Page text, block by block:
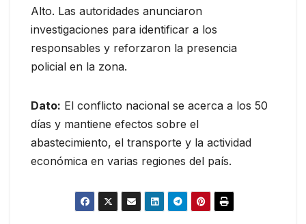
Alto. Las autoridades anunciaron
investigaciones para identificar a los
responsables y reforzaron la presencia
policial en la zona.
Dato: El conflicto nacional se acerca a los 50
días y mantiene efectos sobre el
abastecimiento, el transporte y la actividad
económica en varias regiones del país.